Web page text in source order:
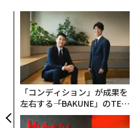
「コンディション」が成果を
左右する――「BAKUNE」のTEN
TIALが支える「挑戦者の明
日」